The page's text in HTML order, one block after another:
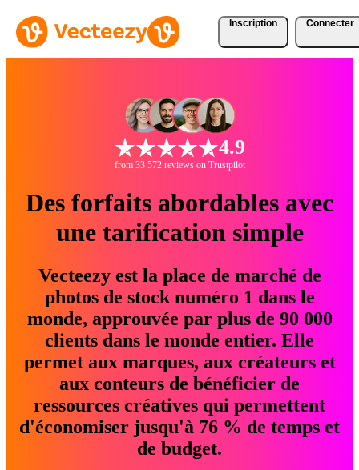
Inscription Connecter
4.9
from 33 572 reviews on Trustpilot
Des forfaits abordables avec
une tarification simple
Vecteezy est la place de marché de
photos de stock numéro 1 dans le
monde, approuvée par plus de 90 000
clients dans le monde entier. Elle
permet aux marques, aux créateurs et
aux conteurs de bénéficier de
ressources créatives qui permettent
d'économiser jusqu'à 76 % de temps et
de budget.